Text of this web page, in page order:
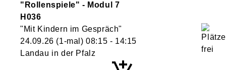
"Rollenspiele" - Modul 7
H036
"Mit Kindern im Gespräch"
24.09.26 (1-mal)08:15 - 14:15
Landau in der Pfalz